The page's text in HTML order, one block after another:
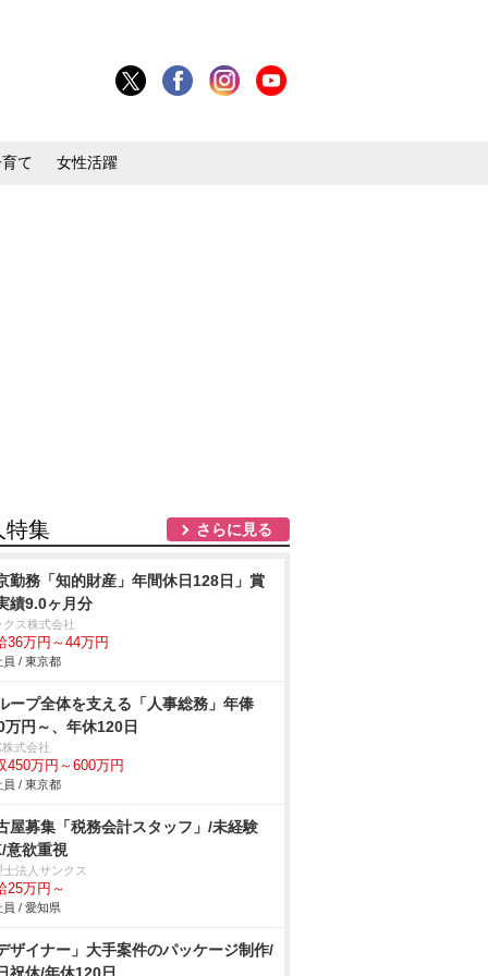
て 女性活躍
特集 さらに見る
勤務「知的財産」年間休日128日」賞
績9.0ヶ月分
クス株式会社
36万円～44万円
員 / 東京都
ープ全体を支える「人事総務」年俸
万円～、年休120日
株式会社
450万円～600万円
員 / 東京都
屋募集「税務会計スタッフ」/未経験
意欲重視
士法人サンクス
25万円～
員 / 愛知県
ザイナー」大手案件のパッケージ制作/